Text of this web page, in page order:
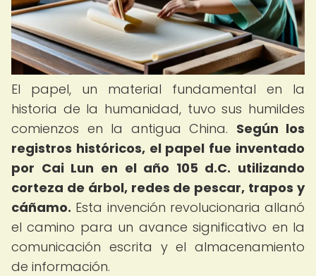
El papel, un material fundamental en la
historia de la humanidad, tuvo sus humildes
comienzos en la antigua China. Según los
registros históricos, el papel fue inventado
por Cai Lun en el año 105 d.C. utilizando
corteza de árbol, redes de pescar, trapos y
cáñamo. Esta invención revolucionaria allanó
el camino para un avance significativo en la
comunicación escrita y el almacenamiento
de información.